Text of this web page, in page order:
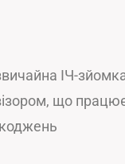
ІЧ-
що